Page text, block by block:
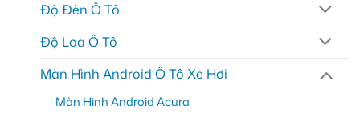
Độ Đèn Ô Tô
Độ Loa Ô Tô
Màn Hình Android Ô Tô Xe Hơi
Màn Hình Android Acura